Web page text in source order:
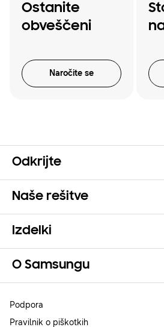
Ostanite
obveščeni
Naročite se
Odkrijte
Naše rešitve
Izdelki
O Samsungu
Podpora
Pravilnik o piškotkih